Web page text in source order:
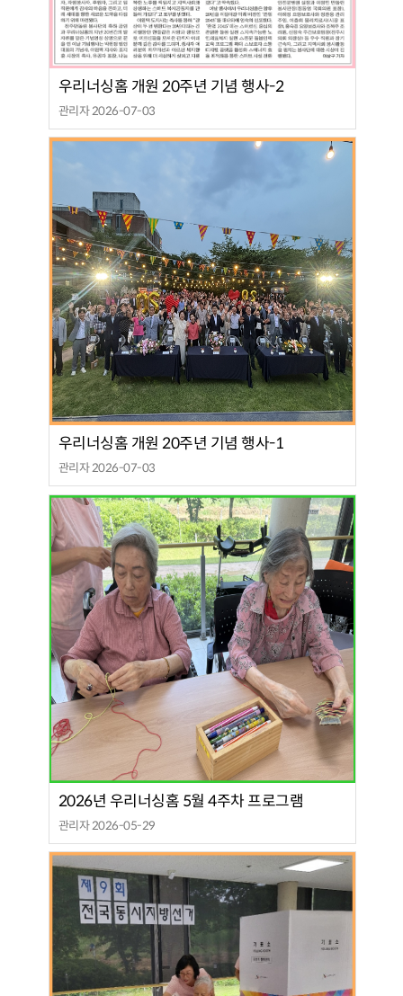
우리너싱홈 개원 20주년 기념 행사-2
관리자 2026-07-03
우리너싱홈 개원 20주년 기념 행사-1
관리자 2026-07-03
2026년 우리너싱홈 5월 4주차 프로그램
관리자 2026-05-29